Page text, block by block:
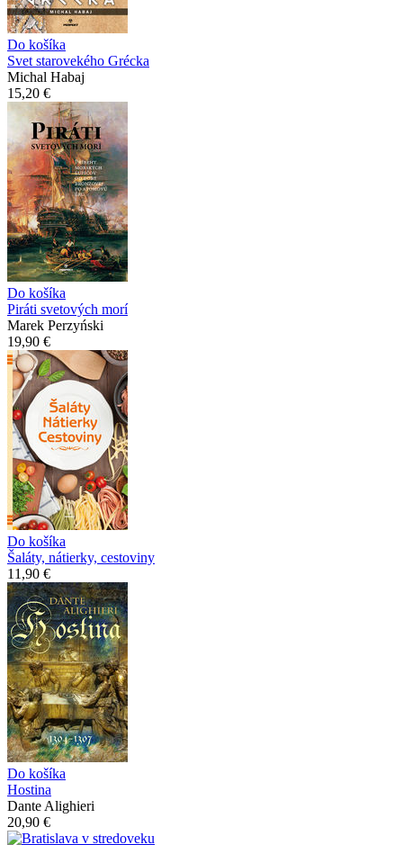
Do košíka
Svet starovekého Grécka
Michal Habaj
15,20 €
Do košíka
Piráti svetových morí
Marek Perzyński
19,90 €
Do košíka
Šaláty, nátierky, cestoviny
11,90 €
Do košíka
Hostina
Dante Alighieri
20,90 €